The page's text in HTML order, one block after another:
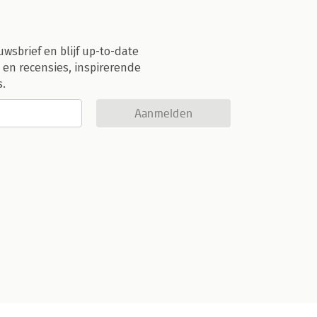
en blijf up-to-date
recensies, inspirerende
Aanmelden